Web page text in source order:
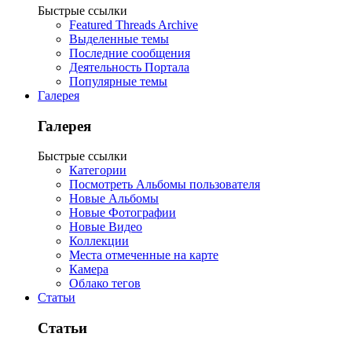
Быстрые ссылки
Featured Threads Archive
Выделенные темы
Последние сообщения
Деятельность Портала
Популярные темы
Галерея
Галерея
Быстрые ссылки
Категории
Посмотреть Альбомы пользователя
Новые Альбомы
Новые Фотографии
Новые Видео
Коллекции
Места отмеченные на карте
Камера
Облако тегов
Статьи
Статьи